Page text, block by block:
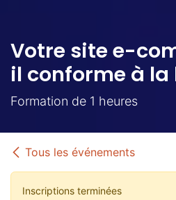
Votre site e-
il conforme à la
Formation de 1 heures
Tous les événements
Inscriptions terminées